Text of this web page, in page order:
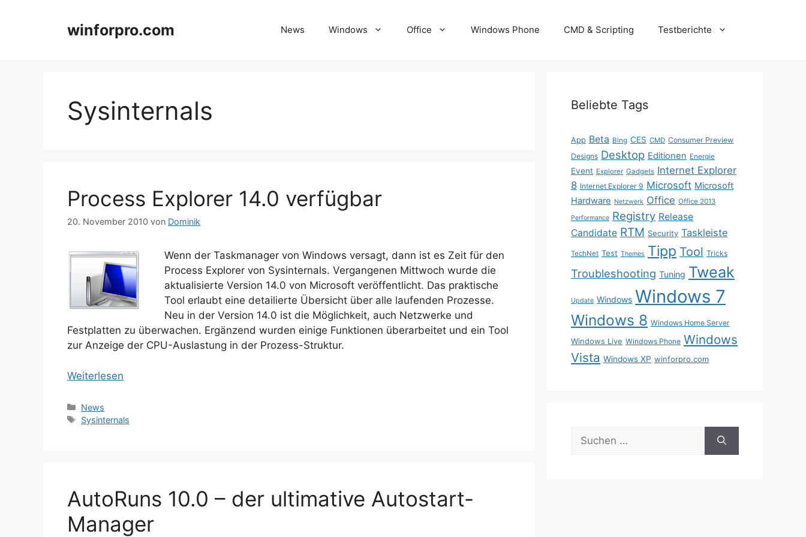
winforpro.com News Windows Office Windows Phone CMD & Scripting Testberichte
Sysinternals
Process Explorer 14.0 verfügbar
20. November 2010 von Dominik
Wenn der Taskmanager von Windows versagt, dann ist es Zeit für den
Process Explorer von Sysinternals. Vergangenen Mittwoch wurde die
aktualisierte Version 14.0 von Microsoft veröffentlicht. Das praktische
Tool erlaubt eine detailierte Übersicht über alle laufenden Prozesse.
Neu in der Version 14.0 ist die Möglichkeit, auch Netzwerke und
Festplatten zu überwachen. Ergänzend wurden einige Funktionen überarbeitet und ein Tool
zur Anzeige der CPU-Auslastung in der Prozess-Struktur.
Weiterlesen
Kategorien
News
Schlagwörter
Sysinternals
AutoRuns 10.0 – der ultimative Autostart-
Manager
Beliebte Tags
App Beta Bing CES CMD Consumer Preview
Designs Desktop Editionen Energie
Event Explorer Gadgets Internet Explorer
8 Internet Explorer 9 Microsoft Microsoft
Hardware Netzwerk Office Office 2013
Performance Registry Release
Candidate RTM Security Taskleiste
TechNet Test Themes Tipp Tool Tricks
Troubleshooting Tuning Tweak
Update Windows Windows 7
Windows 8 Windows Home Server
Windows Live Windows Phone Windows
Vista Windows XP winforpro.com
Suche
nach: